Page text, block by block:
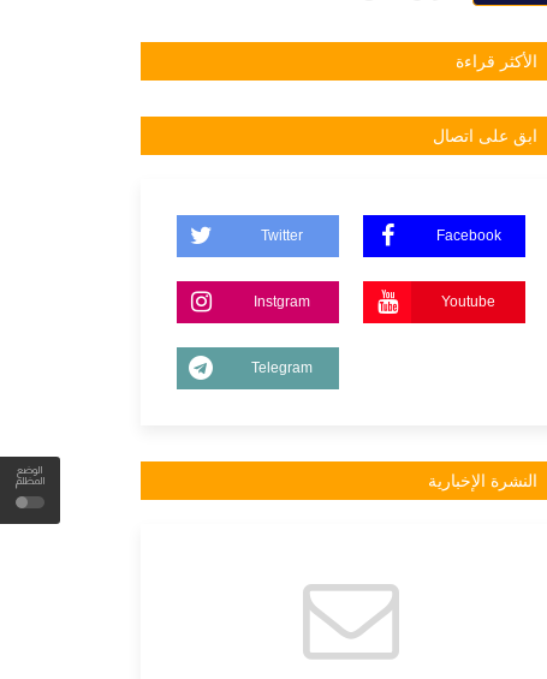
الوضع
المظلم
الأكثر قراءة
ابق على اتصال
Twitter Facebook
Instgram Youtube
Telegram
النشرة الإخبارية